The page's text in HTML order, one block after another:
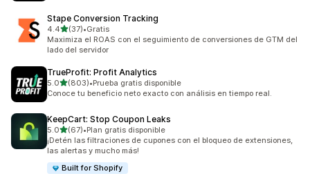
Stape Conversion Tracking
4.4de 5 estrellas
(37)
37 reseñas en total
•Gratis
Maximiza el ROAS con el seguimiento de conversiones de GTM del
lado del servidor
TrueProfit: Profit Analytics
5.0de 5 estrellas
(803)
803 reseñas en total
•Prueba gratis disponible
Conoce tu beneficio neto exacto con análisis en tiempo real.
KeepCart: Stop Coupon Leaks
5.0de 5 estrellas
(67)
67 reseñas en total
•Plan gratis disponible
¡Detén las filtraciones de cupones con el bloqueo de extensiones,
las alertas y mucho más!
Built for Shopify